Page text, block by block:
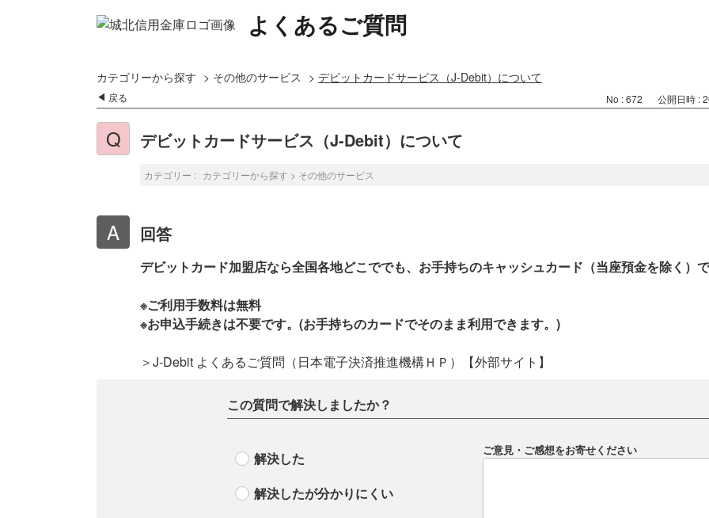
よくあるご質問
カテゴリーから探す > その他のサービス > デビットカードサービス（J-Debit）について
戻る No : 672 公開日時 :
デビットカードサービス（J-Debit）について
カテゴリー : カテゴリーから探す > その他のサービス
回答
デビットカード加盟店なら全国各地どこででも、お手持ちのキャッシュカード（当座預金を除く）
※ご利用手数料は無料
※お申込手続きは不要です。(お手持ちのカードでそのまま利用できます。)
＞J-Debit よくあるご質問（日本電子決済推進機構ＨＰ）【外部サイト】
この質問で解決しましたか？
解決した
解決したが分かりにくい
ご意見・ご感想をお寄せください